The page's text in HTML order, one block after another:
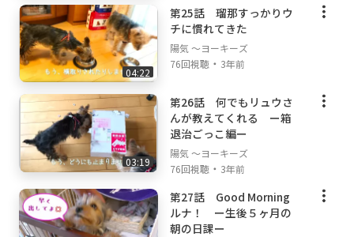
04:22
第25話 瑠那すっかりウ
チに慣れてきた
陽気 ～ヨーキーズ
76回視聴 ・ 3年前
03:19
第26話 何でもリュウさ
んが教えてくれる ー箱
退治ごっこ編ー
陽気 ～ヨーキーズ
76回視聴 ・ 3年前
第27話 Good Morning
ルナ！ ー生後５ヶ月の
朝の日課ー